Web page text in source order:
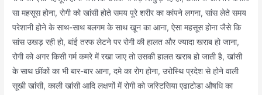
सा महसूस होना, रोगी को खांसी होते समय पूरे शरीर का कांपने लगना, सांस लेते समय
परेशानी होने के साथ-साथ बलगम के साथ खून का आना, ऐसा महसूस होना जैसे कि
सांस उखड़ रही हो, बांई तरफ लेटने पर रोगी की हालत और ज्यादा खराब हो जाना,
रोगी को अगर किसी गर्म कमरे में रखा जाए तो उसकी हालत खराब हो जाती है, खांसी
के साथ छींकों का भी बार-बार आना, दमे का रोग होना, उरोस्थि प्रदेश से होने वाली
सूखी खांसी, काली खांसी आदि लक्षणों में रोगी को जस्टिसिया एढाटोडा औषधि का